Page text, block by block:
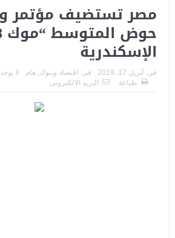
مصر تستضيف مؤتمر
الإسكندرية
فى: أبريل 17, 2018 فى: اقتصاد وبنوك, هام
لا
طباعة
البريد الالكترونى